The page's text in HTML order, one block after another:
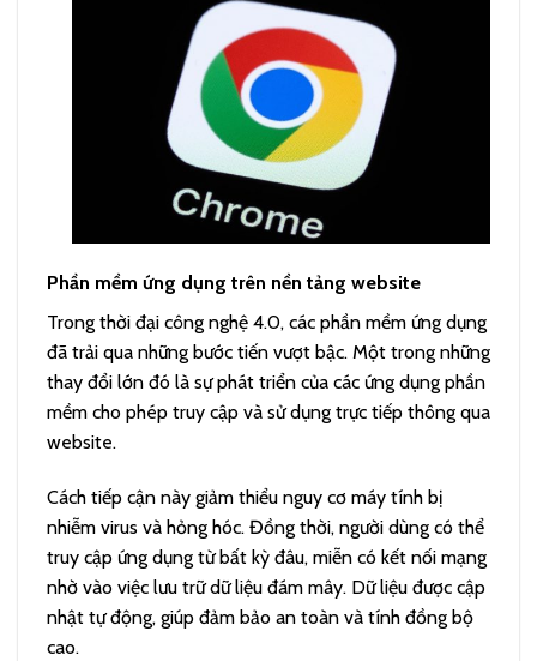
Phần mềm ứng dụng trên nền tảng website
Trong thời đại công nghệ 4.0, các phần mềm ứng dụng
đã trải qua những bước tiến vượt bậc. Một trong những
thay đổi lớn đó là sự phát triển của các ứng dụng phần
mềm cho phép truy cập và sử dụng trực tiếp thông qua
website.
Cách tiếp cận này giảm thiểu nguy cơ máy tính bị
nhiễm virus và hỏng hóc. Đồng thời, người dùng có thể
truy cập ứng dụng từ bất kỳ đâu, miễn có kết nối mạng
nhờ vào việc lưu trữ dữ liệu đám mây. Dữ liệu được cập
nhật tự động, giúp đảm bảo an toàn và tính đồng bộ
cao.